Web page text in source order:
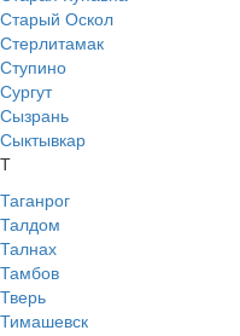
Старый Оскол
Стерлитамак
Ступино
Сургут
Сызрань
Сыктывкар
Т
Таганрог
Талдом
Талнах
Тамбов
Тверь
Тимашевск